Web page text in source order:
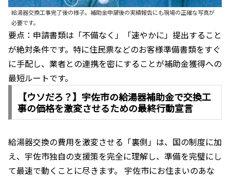
給湯器交換工事完了後の様子。補助金申請後の実績報告にも現場の正確な写真が
必要です。
要点：申請書類は「不備なく」「速やかに」提出すること
が絶対条件です。特に住民票などのお客様準備書類をすぐ
に手配し、業者との連携を密にすることが補助金獲得への
最短ルートです。
【ウソだろ？】宇佐市の給湯器補助金で交換工
事の価格を激変させるための最終行動宣言
給湯器交換の費用を激変させる「裏側」は、国の制度に加
え、宇佐市独自の支援策を完全に理解し、準備を完璧にし
て最速で動くことに尽きます。 宇佐市にお住まいのあな